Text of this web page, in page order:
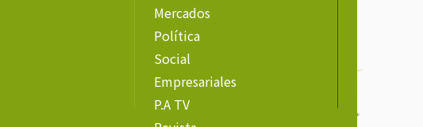
Mercados
Política
Social
Empresariales
P.A TV